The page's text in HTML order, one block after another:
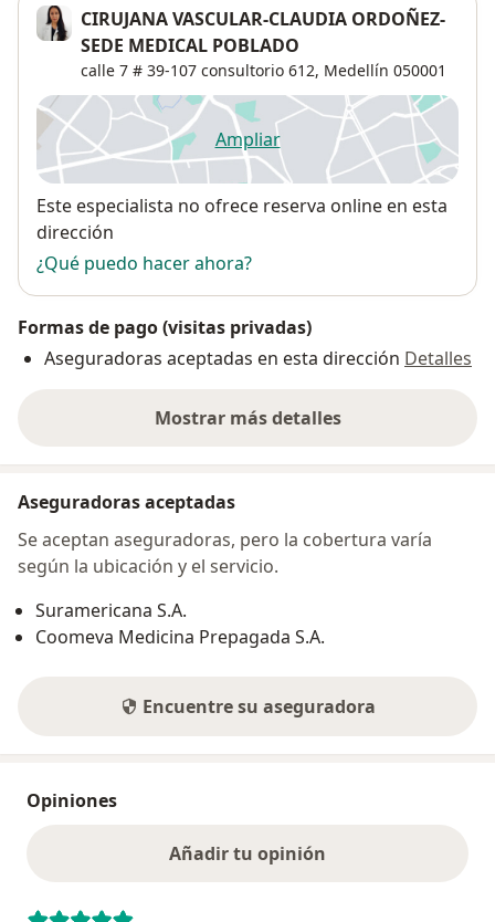
CIRUJANA VASCULAR-CLAUDIA ORDOÑEZ-
SEDE MEDICAL POBLADO
calle 7 # 39-107 consultorio 612, Medellín 050001
Ampliarse abre en una nueva
Disponibilidad
Este especialista no ofrece reserva online en esta
dirección
¿Qué puedo hacer ahora?
Formas de pago (visitas privadas)
Aseguradoras aceptadas en esta dirección Detalles
Mostrar más detalles
sobre la dirección
Aseguradoras aceptadas
Se aceptan aseguradoras, pero la cobertura varía
según la ubicación y el servicio.
Suramericana S.A.
Coomeva Medicina Prepagada S.A.
Encuentre su aseguradora
Opiniones
Añadir tu opinión